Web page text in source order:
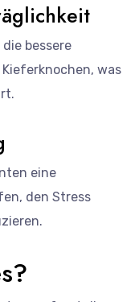
bessere
was
eine
den Stress